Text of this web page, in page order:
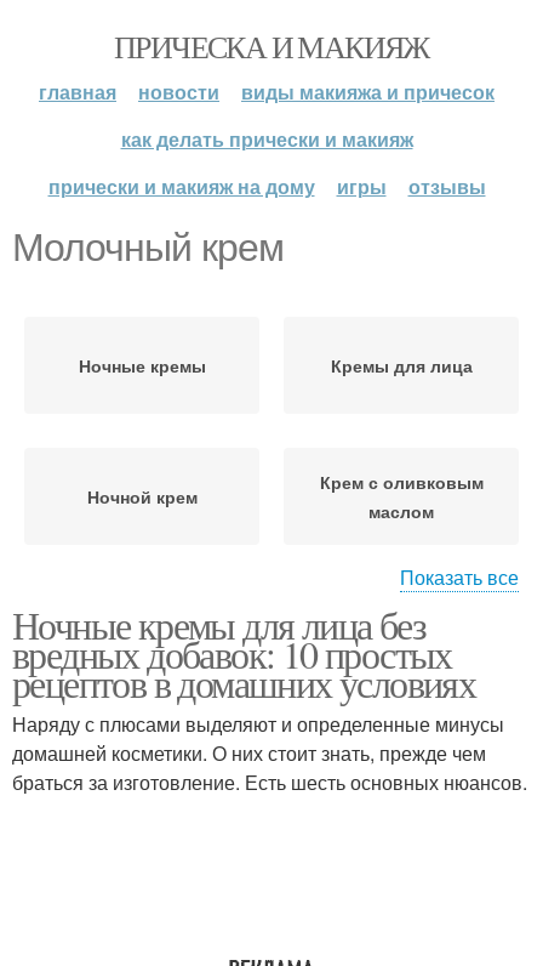
ПРИЧЕСКА И МАКИЯЖ
главная новости
виды макияжа и причесок
как делать прически и макияж
прически и макияж на дому
игры отзывы
Молочный крем
Ночные кремы Кремы для лица
Ночной крем
Крем с оливковым
маслом
Глицериновый крем Крем от морщин
Крем с алоэ Крем для лица
Показать все
Ночные кремы для лица без
вредных добавок: 10 простых
рецептов в домашних условиях
Наряду с плюсами выделяют и определенные минусы
домашней косметики. О них стоит знать, прежде чем
браться за изготовление. Есть шесть основных нюансов.